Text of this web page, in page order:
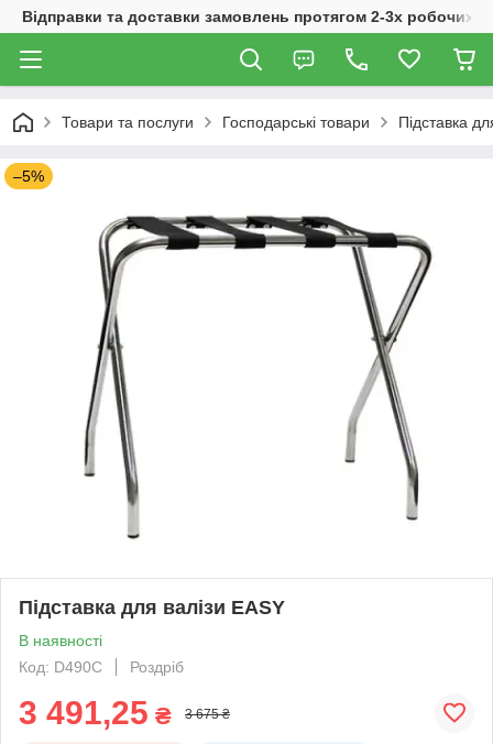
Відправки та доставки замовлень протягом 2-3х робочих
Товари та послуги Господарські товари Підставка
–5%
Підставка для валізи EASY
В наявності
Код: D490C
Роздріб
3 491,25 ₴ 3 675 ₴